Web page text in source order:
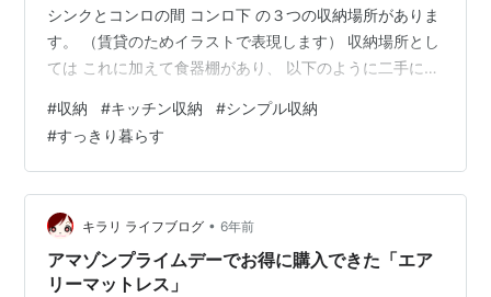
シンクとコンロの間 コンロ下 の３つの収納場所がありま
す。 （賃貸のためイラストで表現します） 収納場所とし
ては これに加えて食器棚があり、 以下のように二手に分
理器具、調味料 食器棚→食器、食品在庫 今日は、シン
ク〜コンロ下の収納ご紹介します。 我が家の収納の特徴
シンク下の収納 シンクとコンロの間の収納 コンロ下の収
納 我が家の収納の特徴 ちなみに、収納において 我が家
が1番意識していることは、 目当てのものが一発でパッと
取れること。…
#収納 #キッチン収納 #シンプル収納
#すっきり暮らす
キラリ ライフブログ • 6年前
アマゾンプライムデーでお得に購入できた「エア
リーマットレス」